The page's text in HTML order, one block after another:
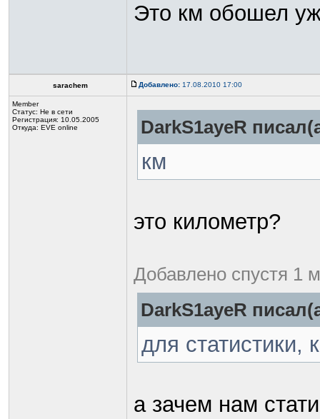
Это км обошел
sarachem Добавлено: 17.08.2010 17:00
Member
Статус: Не в сети
Регистрация: 10.05.2005
Откуда: EVE online
DarkS1ayeR
км
это километр?
Добавлено спустя 1
DarkS1ayeR
для статистики,
а зачем нам